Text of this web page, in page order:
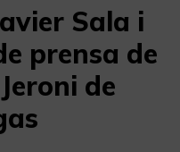
Sala i
prensa de
de